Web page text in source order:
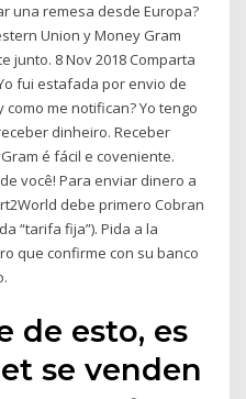
una remesa desde Europa?
Union y Money Gram
junto. 8 Nov 2018 Comparta
fui estafada por envio de
como me notifican? Yo tengo
dinheiro. Receber
é fácil e coveniente.
você! Para enviar dinero a
debe primero Cobran
“tarifa fija”). Pida a la
que confirme con su banco
de esto, es
se venden